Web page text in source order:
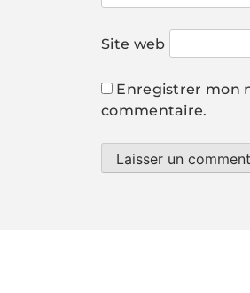
Site web
Enregistrer mon
commentaire.